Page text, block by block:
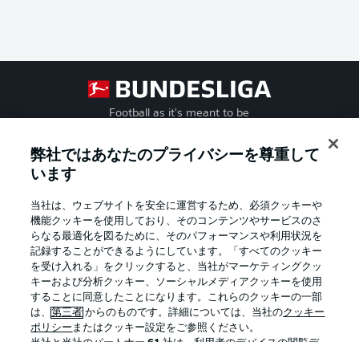
Football as it's meant to be
Official Partners
弊社ではあなたのプライバシーを尊重して
います
当社は、ウェブサイトを安全に運営するため、必須クッキーや
機能クッキーを使用しており、そのコンテンツやサービスのさ
らなる最適化を図るために、そのパフォーマンスや利用状況を
記録することができるようにしています。「すべてのクッキー
を受け入れる」をクリックすると、当社がマーケティングクッ
キーおよび分析クッキー、ソーシャルメディアクッキーを使用
することに同意したことになります。これらのクッキーの一部
は、第三者 からのものです。詳細については、当社のクッキー
ポリシー またはクッキー設定をご参照ください。